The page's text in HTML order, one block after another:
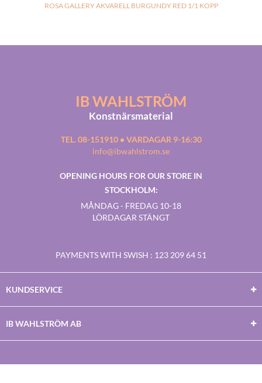
ROSA GALLERY AKVARELL BURGUNDY RED 1/1 KOPP
IB WAHLSTRÖM
Konstnärsmaterial
TEL. 08-151910 • VARDAGAR 9-16:30
info@ibwahlstrom.se
OPENING HOURS FOR OUR STORE IN
STOCKHOLM:
MÅNDAG - FREDAG 10-18
LÖRDAGAR STÄNGT
PAYMENTS WITH SWISH : 123 209 64 51
KUNDSERVICE
IB WAHLSTRÖM AB
Facebook
TwitterYoutubeInstagram